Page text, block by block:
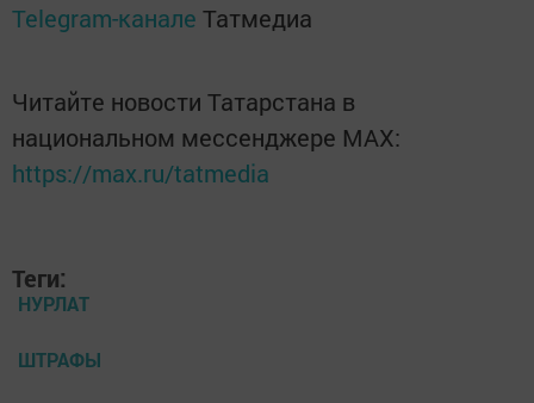
Telegram-канале Татмедиа
Читайте новости Татарстана в
национальном мессенджере MАХ:
https://max.ru/tatmedia
Теги:
НУРЛАТ
ШТРАФЫ